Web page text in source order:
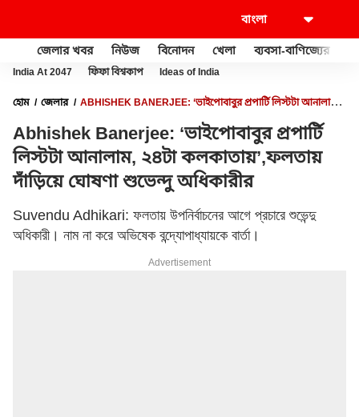
জেলার খবর নিউজ বিনোদন খেলা ব্যবসা-বাণিজ্যের
India At 2047 ফিফা বিশ্বকাপ Ideas of India
হোম জেলার
ABHISHEK BANERJEE: ‘ভাইপোবাবুর প্রপার্টি লিস্টটা আনালাম,
Abhishek Banerjee: ‘ভাইপোবাবুর প্রপার্টি
লিস্টটা আনালাম, ২৪টা কলকাতায়’,ফলতায়
দাঁড়িয়ে ঘোষণা শুভেন্দু অধিকারীর
Suvendu Adhikari: ফলতায় উপনির্বাচনের আগে প্রচারে শুভেন্দু
অধিকারী। নাম না করে অভিষেক বন্দ্যোপাধ্যায়কে বার্তা।
Advertisement